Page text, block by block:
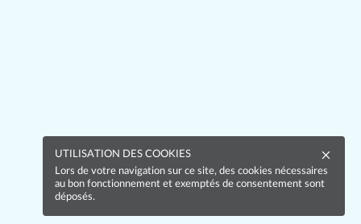
UTILISATION DES COOKIES
Lors de votre navigation sur ce site, des cookies nécessaires
au bon fonctionnement et exemptés de consentement sont
déposés.